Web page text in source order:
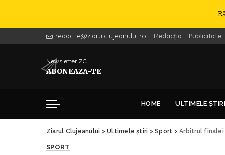
redactie@ziarulclujeanului.ro Redacția Publicitate
Newsletter ZC
ABONEAZA-TE
HOME ULTIMELE ȘTIRI
Ziarul Clujeanului >Ultimele știri >Sport >Arbitrul finalei
SPORT